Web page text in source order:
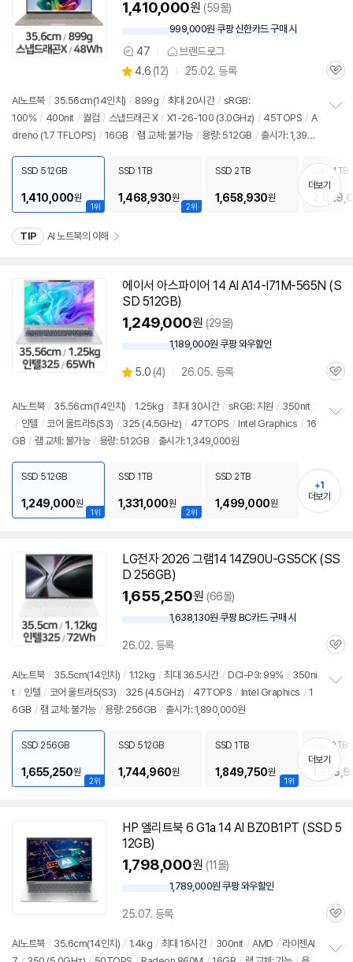
1,410,000원 (59몰)
우
할
인
999,000원 쿠팡 신한카드 구매 시
상
품
견
47 브랜드로그
별
점
4.6 (상
리
뷰
12) 25.02. 등록
관
AI노트북 / 35.56cm(14인치) / 899g / 최대 20시간 / sRGB:
100% / 400nit / 퀄컴 / 스냅드래곤 X / X1-26-100 (3.0GHz) / 45TOPS / A
dreno (1.7 TFLOPS) / 16GB / 램 교체: 불가능 / 용량: 512GB / 출시가: 1,399,
치
기
1위
SSD 512GB
1,410,000원
2위
SSD 1TB
1,468,930원
SSD 2TB
1,658,930원
SSD 4TB
더보기
TIP AI 노트북의 이해
에이서 아스파이어 14 AI A14-I71M-565N (S
SD 512GB)
1,249,000원 (29몰)
할
가
1,189,000원 쿠팡 와우할인
별
5.0 (상
리
뷰
4) 26.05. 등록
관
AI노트북 / 35.56cm(14인치) / 1.25kg / 최대 30시간 / sRGB: 지원 / 350nit
/ 인텔 / 코어 울트라5(S3) / 325 (4.5GHz) / 47TOPS / Intel Graphics / 16
GB / 램 교체: 불가능 / 용량: 512GB / 출시가: 1,349,000원
기
1위
SSD 512GB
1,249,000원
2위
SSD 1TB
1,331,000원
SSD 2TB
1,499,000원
+1
더보기
LG전자 2026 그램14 14Z90U-GS5CK (SS
D 256GB)
1,655,250원 (66몰)
할
가
1,638,130원 쿠팡 BC카드 구매 시
26.02. 등록
관
AI노트북 / 35.5cm(14인치 ) / 1.12kg / 최대 36.5시간 / DCI-P3: 99% / 350ni
t / 인텔 / 코어 울트라5(S3) / 325 (4.5GHz) / 47TOPS / Intel Graphics / 1
6GB / 램 교체: 불가능 / 용량: 256GB / 출시가: 1,890,000원
치
기
2위
SSD 256GB
1,655,250원
SSD 512GB
1,744,960원
1위
SSD 1TB
1,849,750원
SSD 2TB
더보기
HP 엘리트북 6 G1a 14 AI BZ0B1PT (SSD 5
12GB)
1,798,000원 (11몰)
할
가
1,789,000원 쿠팡 와우할인
25.07. 등록
관
AI노트북 / 35.6cm(14인치 ) / 1.4kg / 최대 16시간 / 300nit / AMD / 라이젠AI